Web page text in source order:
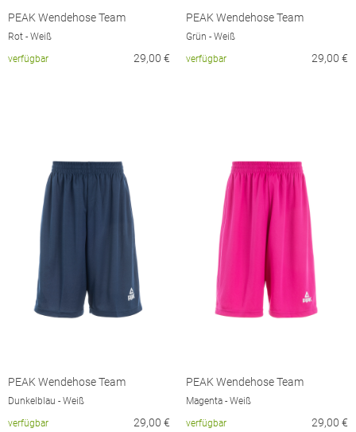
PEAK Wendehose Team
Rot - Weiß
verfügbar
29,00 €
PEAK Wendehose Team
Grün - Weiß
verfügbar
29,00 €
PEAK Wendehose Team
Dunkelblau - Weiß
verfügbar
29,00 €
PEAK Wendehose Team
Magenta - Weiß
verfügbar
29,00 €